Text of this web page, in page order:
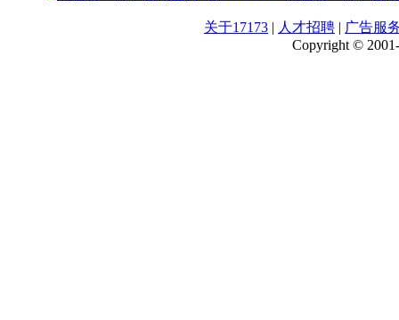
关于17173 | 人才招聘 | 广告服
Copyright ©